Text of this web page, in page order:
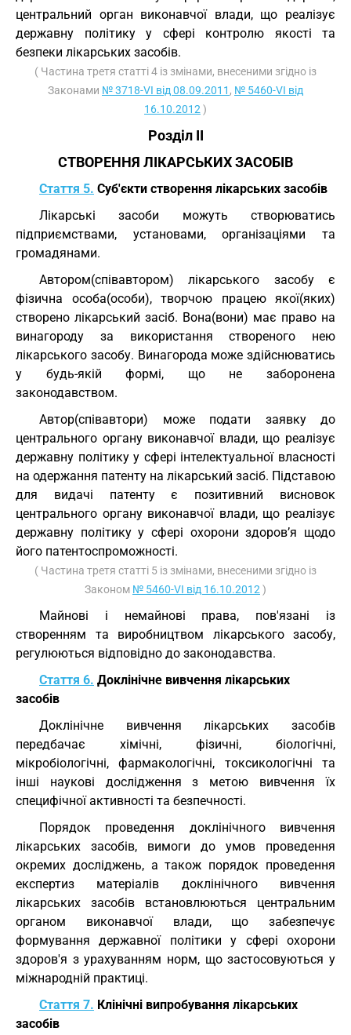
центральний орган виконавчої влади, що реалізує
державну політику у сфері контролю якості та
безпеки лікарських засобів.
( Частина третя статті 4 із змінами, внесеними згідно із
Законами № 3718-VI від 08.09.2011 , № 5460-VI від
16.10.2012 )
Розділ II
СТВОРЕННЯ ЛІКАРСЬКИХ ЗАСОБІВ
Стаття 5. Суб'єкти створення лікарських засобів
Лікарські засоби можуть створюватись
підприємствами, установами, організаціями та
громадянами.
Автором(співавтором) лікарського засобу є
фізична особа(особи), творчою працею якої(яких)
створено лікарський засіб. Вона(вони) має право на
винагороду за використання створеного нею
лікарського засобу. Винагорода може здійснюватись
у будь-якій формі, що не заборонена
законодавством.
Автор(співавтори) може подати заявку до
центрального органу виконавчої влади, що реалізує
державну політику у сфері інтелектуальної власності
на одержання патенту на лікарський засіб. Підставою
для видачі патенту є позитивний висновок
центрального органу виконавчої влади, що реалізує
державну політику у сфері охорони здоров’я щодо
його патентоспроможності.
( Частина третя статті 5 із змінами, внесеними згідно із
Законом № 5460-VI від 16.10.2012 )
Майнові і немайнові права, пов'язані із
створенням та виробництвом лікарського засобу,
регулюються відповідно до законодавства.
Стаття 6. Доклінічне вивчення лікарських
засобів
Доклінічне вивчення лікарських засобів
передбачає хімічні, фізичні, біологічні,
мікробіологічні, фармакологічні, токсикологічні та
інші наукові дослідження з метою вивчення їх
специфічної активності та безпечності.
Порядок проведення доклінічного вивчення
лікарських засобів, вимоги до умов проведення
окремих досліджень, а також порядок проведення
експертиз матеріалів доклінічного вивчення
лікарських засобів встановлюються центральним
органом виконавчої влади, що забезпечує
формування державної політики у сфері охорони
здоров'я з урахуванням норм, що застосовуються у
міжнародній практиці.
Стаття 7. Клінічні випробування лікарських
засобів